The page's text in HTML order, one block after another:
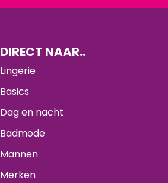
DIRECT NAAR..
Lingerie
Basics
Dag en nacht
Badmode
Mannen
Merken